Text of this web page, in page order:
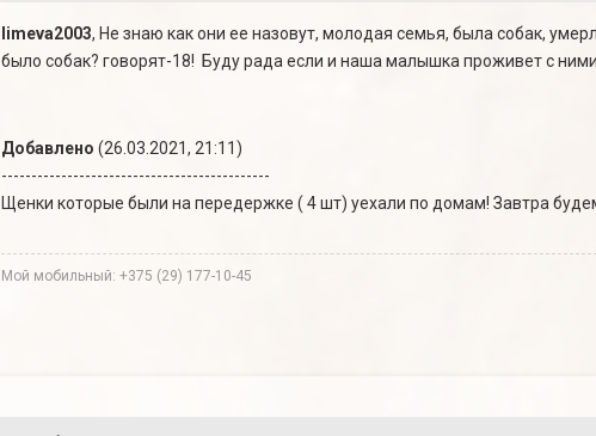
limeva2003, Не знаю как они ее назовут, молодая семья, была собак,
было собак? говорят-18! Буду рада если и наша малышка проживет с
Добавлено (26.03.2021, 21:11)
---------------------------------------------
Щенки которые были на передержке ( 4 шт) уехали по домам! Завтра
Мой мобильный: +375 (29) 177-10-45